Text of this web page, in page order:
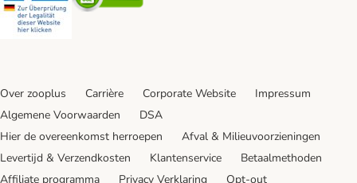
Over zooplus Carrière Corporate Website
Impressum
Algemene Voorwaarden
DSA
Hier de overeenkomst herroepen
Afval & Milieuvoorzieningen
Levertijd & Verzendkosten
Klantenservice
Betaalmethoden
Affiliate programma
Privacy Verklaring Opt-out